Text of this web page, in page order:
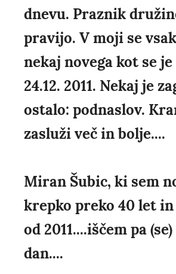
dnevu. Praznik
pravijo. V moji se
nekaj novega kot se
24.12. 2011. Nekaj je
ostalo: podnaslov.
zasluži več in bolje....
Miran Šubic, ki sem
krepko preko 40 let
od 2011....iščem pa
dan....